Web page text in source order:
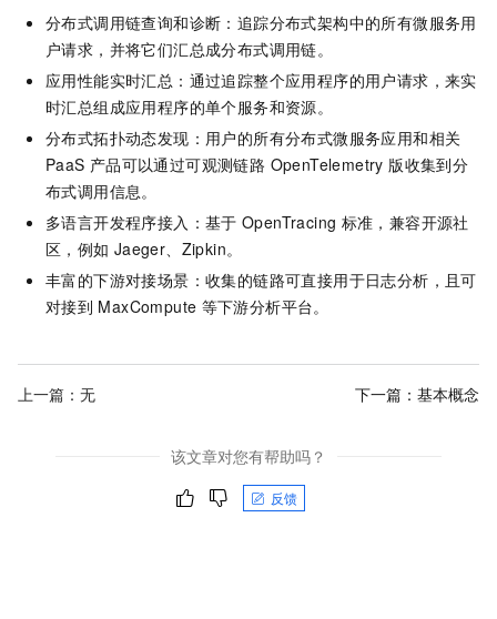
分布式调用链查询和诊断：追踪分布式架构中的所有微服务用
户请求，并将它们汇总成分布式调用链。
应用性能实时汇总：通过追踪整个应用程序的用户请求，来实
时汇总组成应用程序的单个服务和资源。
分布式拓扑动态发现：用户的所有分布式微服务应用和相关
PaaS 产品可以通过可观测链路 OpenTelemetry 版收集到分
布式调用信息。
多语言开发程序接入：基于 OpenTracing 标准，兼容开源社
区，例如 Jaeger、Zipkin。
丰富的下游对接场景：收集的链路可直接用于日志分析，且可
对接到 MaxCompute 等下游分析平台。
上一篇：无 下一篇： 基本概念
该文章对您有帮助吗？
反馈